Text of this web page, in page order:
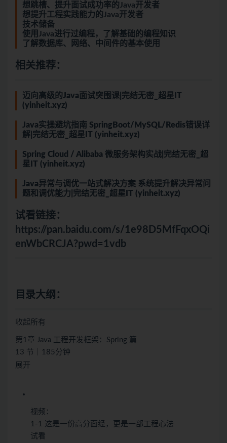
想跳槽、提升面试成功率的Java开发者
想提升工程实践能力的Java开发者
技术储备
使用Java进行过编程，了解基础的编程知识
了解数据库、网络、中间件的基本使用
相关推荐：
迈向高级的Java面试突围课|完结无密_超星IT
(yinheit.xyz)
Java实操避坑指南 SpringBoot/MySQL/Redis错误详
解|完结无密_超星IT (yinheit.xyz)
Spring Cloud / Alibaba 微服务架构实战|完结无密_超
星IT (yinheit.xyz)
Java异常与调优一站式解决方案 系统提升解决异常问
题和调优能力|完结无密_超星IT (yinheit.xyz)
试看链接：
https://pan.baidu.com/s/1e98D5MfFqxOQi
enWbCRCJA?pwd=1vdb
目录大纲：
收起所有
第1章 Java 工程开发框架：Spring 篇
13 节｜185分钟
展开
视频：
1-1 这是一份高分面经，更是一部工程心法
试看